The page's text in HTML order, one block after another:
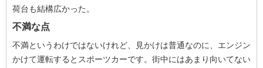
荷台も結構広かった。
不満な点
不満というわけではないけれど、見かけは普通なのに、エンジン
かけて運転するとスポーツカーです。街中にはあまり向いてない